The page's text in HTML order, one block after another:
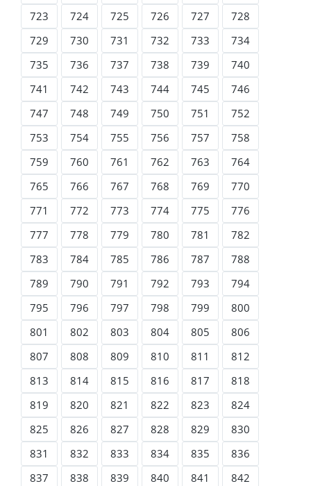
723
724 725 726 727
728
729
730 731 732 733
734
735
736 737 738 739
740
741
742 743 744 745
746
747
748 749 750 751
752
753
754 755 756 757
758
759
760 761 762 763
764
765
766 767 768 769
770
771
772 773 774 775
776
777
778 779 780 781
782
783
784 785 786 787
788
789
790 791 792 793
794
795
796 797 798 799
800
801
802 803 804 805
806
807
808 809 810 811
812
813
814 815 816 817
818
819
820 821 822 823
824
825
826 827 828 829
830
831
832 833 834 835
836
837
838 839 840 841
842